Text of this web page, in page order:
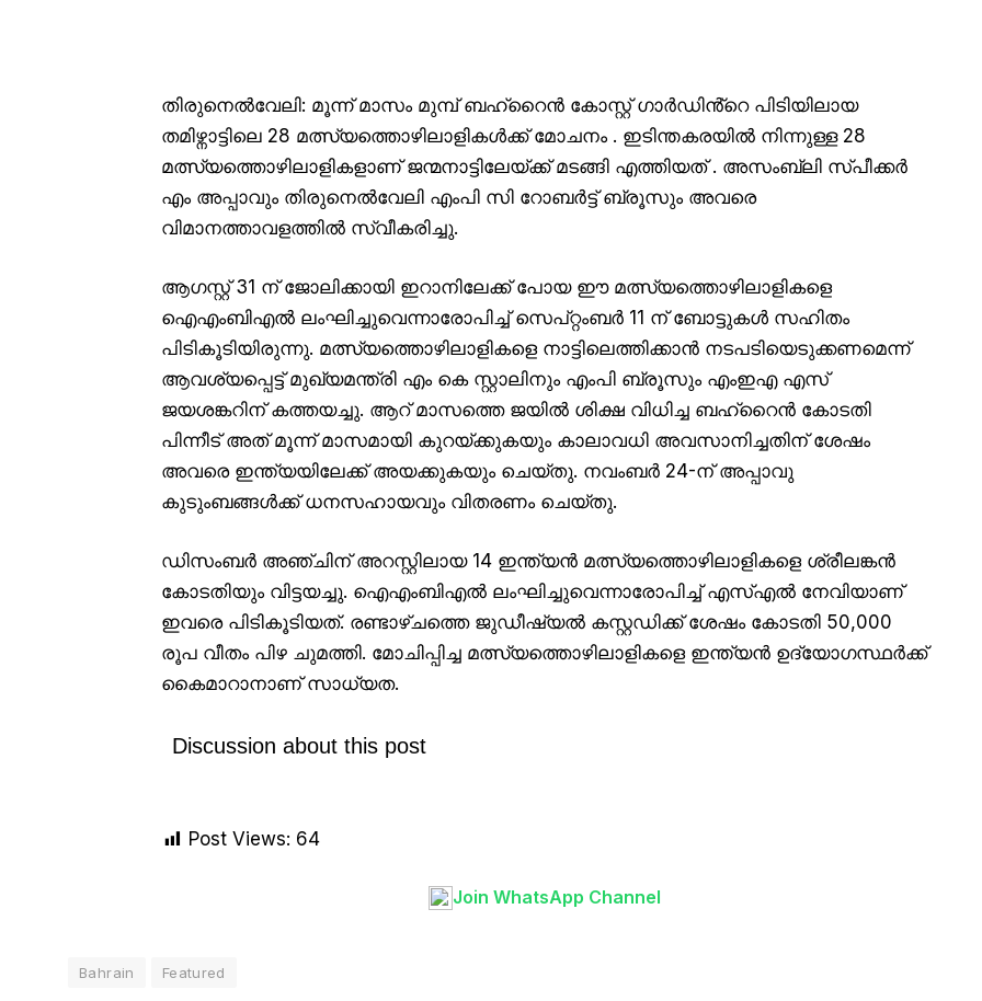
തിരുനെൽവേലി: മൂന്ന് മാസം മുമ്പ് ബഹ്‌റൈൻ കോസ്റ്റ് ഗാർഡിൻ്റെ പിടിയിലായ
തമിഴ്നാട്ടിലെ 28 മത്സ്യത്തൊഴിലാളികൾക്ക് മോചനം . ഇടിന്തകരയിൽ നിന്നുള്ള 28
മത്സ്യത്തൊഴിലാളികളാണ് ജന്മനാട്ടിലേയ്ക്ക് മടങ്ങി എത്തിയത് . അസംബ്ലി സ്പീക്കർ
എം അപ്പാവും തിരുനെൽവേലി എംപി സി റോബർട്ട് ബ്രൂസും അവരെ
വിമാനത്താവളത്തിൽ സ്വീകരിച്ചു.
ആഗസ്റ്റ് 31 ന് ജോലിക്കായി ഇറാനിലേക്ക് പോയ ഈ മത്സ്യത്തൊഴിലാളികളെ
ഐഎംബിഎൽ ലംഘിച്ചുവെന്നാരോപിച്ച് സെപ്റ്റംബർ 11 ന് ബോട്ടുകൾ സഹിതം
പിടികൂടിയിരുന്നു. മത്സ്യത്തൊഴിലാളികളെ നാട്ടിലെത്തിക്കാൻ നടപടിയെടുക്കണമെന്ന്
ആവശ്യപ്പെട്ട് മുഖ്യമന്ത്രി എം കെ സ്റ്റാലിനും എംപി ബ്രൂസും എംഇഎ എസ്
ജയശങ്കറിന് കത്തയച്ചു. ആറ് മാസത്തെ ജയിൽ ശിക്ഷ വിധിച്ച ബഹ്‌റൈൻ കോടതി
പിന്നീട് അത് മൂന്ന് മാസമായി കുറയ്ക്കുകയും കാലാവധി അവസാനിച്ചതിന് ശേഷം
അവരെ ഇന്ത്യയിലേക്ക് അയക്കുകയും ചെയ്തു. നവംബർ 24-ന് അപ്പാവു
കുടുംബങ്ങൾക്ക് ധനസഹായവും വിതരണം ചെയ്തു.
ഡിസംബർ അഞ്ചിന് അറസ്റ്റിലായ 14 ഇന്ത്യൻ മത്സ്യത്തൊഴിലാളികളെ ശ്രീലങ്കൻ
കോടതിയും വിട്ടയച്ചു. ഐഎംബിഎൽ ലംഘിച്ചുവെന്നാരോപിച്ച് എസ്എൽ നേവിയാണ്
ഇവരെ പിടികൂടിയത്. രണ്ടാഴ്ചത്തെ ജുഡീഷ്യൽ കസ്റ്റഡിക്ക് ശേഷം കോടതി 50,000
രൂപ വീതം പിഴ ചുമത്തി. മോചിപ്പിച്ച മത്സ്യത്തൊഴിലാളികളെ ഇന്ത്യൻ ഉദ്യോഗസ്ഥർക്ക്
കൈമാറാനാണ് സാധ്യത.
Discussion about this post
Post Views: 64
Join WhatsApp Channel
Bahrain Featured